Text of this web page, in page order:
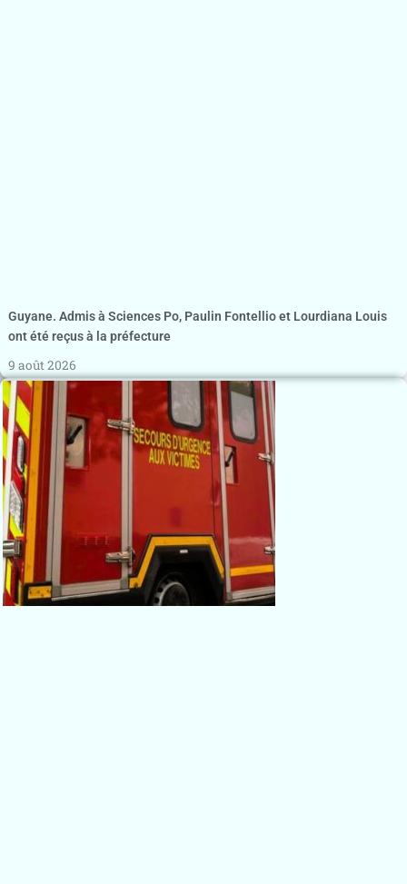
Guyane. Admis à Sciences Po, Paulin Fontellio et Lourdiana Louis
ont été reçus à la préfecture
9 août 2026